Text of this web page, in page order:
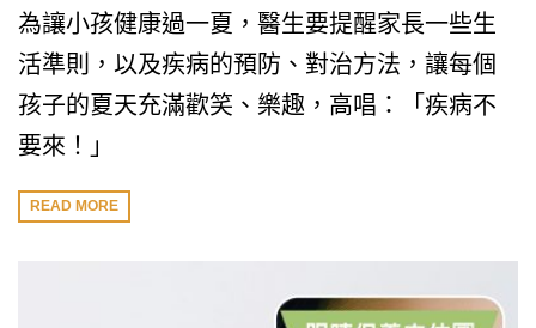
為讓小孩健康過一夏，醫生要提醒家長一些生
活準則，以及疾病的預防、對治方法，讓每個
孩子的夏天充滿歡笑、樂趣，高唱：「疾病不
要來！」
READ MORE